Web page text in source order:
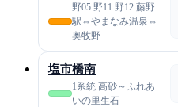
野05 野11 野12 藤野
駅⇔やまなみ温泉⇔
奥牧野
塩市橋南
1系統 高砂～ふれあ
いの里生石